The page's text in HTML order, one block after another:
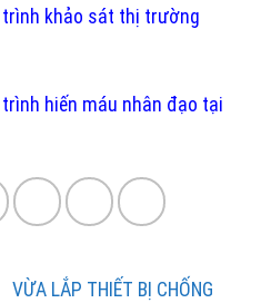
trình khảo sát thị trường
hiến máu nhân đạo tại
VỪA LẮP THIẾT BỊ CHỐNG